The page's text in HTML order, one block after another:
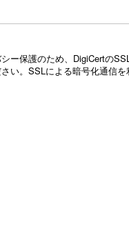
ー保護のため、DigiCertの
い。SSLによる暗号化通信